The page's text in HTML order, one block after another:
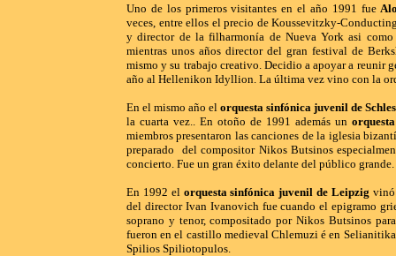
Uno de los primeros visitantes en el año 1991 fue
veces, entre ellos el precio de Koussevitzky-
y director de la filharmonía de Nueva York asi
mientras unos años director del gran festival de
mismo y su trabajo creativo. Decidio a apoyar a reunir
año al Hellenikon Idyllion. La última vez vino con la
En el mismo año el orquesta sinfónica juvenil de
la cuarta vez.. En otoño de 1991 además un
miembros presentaron las canciones de la iglesia
preparado del compositor Nikos Butsinos
concierto. Fue un gran éxito delante del público grande.
En 1992 el orquesta sinfónica juvenil de Leipzig vinó
del director Ivan Ivanovich fue cuando el epigramo
soprano y tenor, compositado por Nikos Butsinos
fueron en el castillo medieval Chlemuzi é en
Spilios Spiliotopulos.